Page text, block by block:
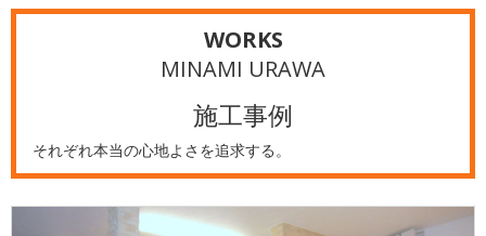
WORKS
MINAMI URAWA
施工事例
それぞれ本当の心地よさを追求する。